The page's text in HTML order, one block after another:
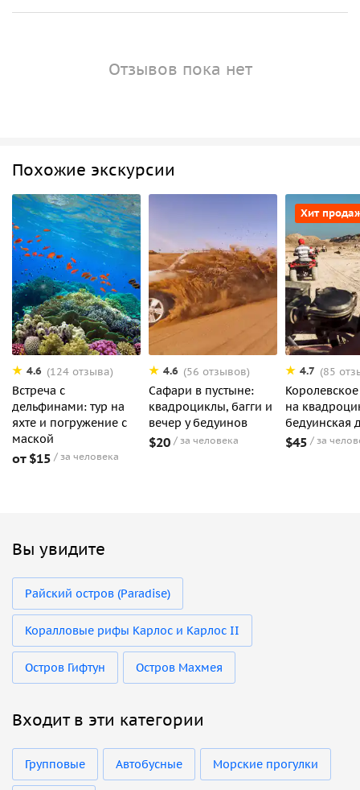
Отзывов пока нет
Похожие экскурсии
4.6 (124 отзыва)
Встреча с
дельфинами: тур на
яхте и погружение с
маской
от $15 за человека
4.6 (56 отзывов)
Сафари в пустыне:
квадроциклы, багги и
вечер у бедуинов
$20 за человека
Хит
4.7 (85
на
бедуинская
$45 за
Вы увидите
Райский остров (Paradise)
Коралловые рифы Карлос и Карлос II
Остров Гифтун Остров Махмея
Входит в эти категории
Групповые Автобусные Морские прогулки